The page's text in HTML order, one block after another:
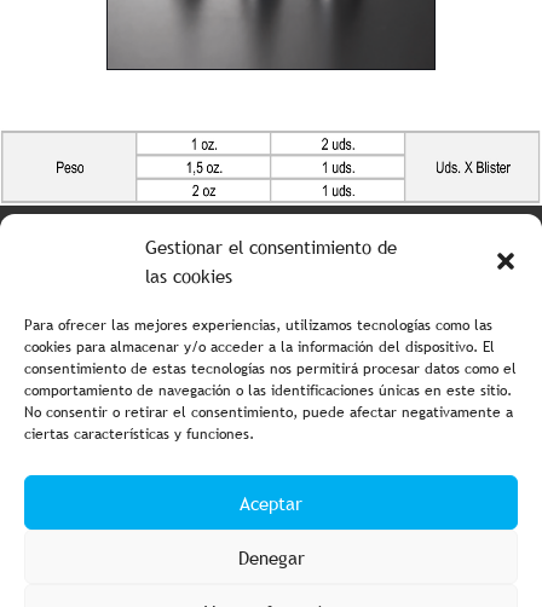
Gestionar el consentimiento de
las cookies
Para ofrecer las mejores experiencias, utilizamos tecnologías como las
cookies para almacenar y/o acceder a la información del dispositivo. El
consentimiento de estas tecnologías nos permitirá procesar datos como el
comportamiento de navegación o las identificaciones únicas en este sitio.
No consentir o retirar el consentimiento, puede afectar negativamente a
ciertas características y funciones.
Aceptar
Denegar
Aviso legal y política de privacidad Política de cookies
Condiciones de compra Accesibilidad